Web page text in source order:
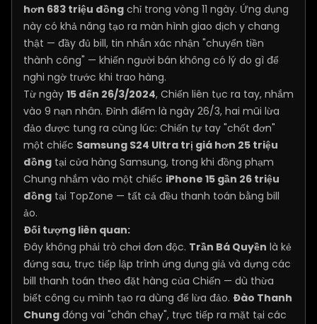
hơn 683 triệu đồng chỉ trong vòng 11 ngày. Ứng dụng
này có khả năng tạo ra màn hình giao dịch y chang
thật — đầy đủ bill, tin nhắn xác nhận "chuyển tiền
thành công" — khiến người bán không có lý do gì để
nghi ngờ trước khi trao hàng.
Từ ngày 15 đến 26/3/2024, Chiến liên tục ra tay, nhắm
vào 9 nạn nhân. Đỉnh điểm là ngày 26/3, hai mũi lừa
đảo được tung ra cùng lúc: Chiến tự tay "chốt đơn"
một chiếc Samsung S24 Ultra trị giá hơn 25 triệu
đồng tại cửa hàng Samsung, trong khi đồng phạm
Chung nhắm vào một chiếc iPhone 15 gần 26 triệu
đồng tại TopZone — tất cả đều thanh toán bằng bill
ảo.
Đối tượng liên quan:
Đây không phải trò chơi đơn độc. Trần Bá Quyền là kẻ
đứng sau, trực tiếp lập trình ứng dụng giả và dựng các
bill thanh toán theo đặt hàng của Chiến — dù thừa
biết công cụ mình tạo ra dùng để lừa đảo. Đào Thanh
Chung đóng vai "chân chạy", trực tiếp ra mặt tại các